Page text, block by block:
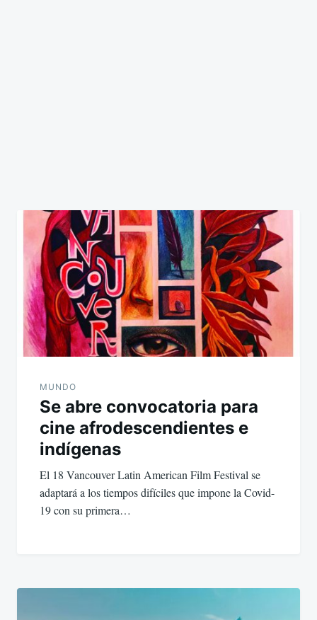
MUNDO
Se abre convocatoria para
cine afrodescendientes e
indígenas
El 18 Vancouver Latin American Film Festival se
adaptará a los tiempos difíciles que impone la Covid-
19 con su primera…